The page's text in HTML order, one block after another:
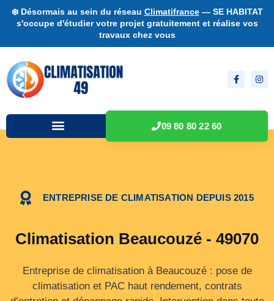
❄️ Désormais au sein du réseau Climatifrance— SE HABITAT
s'occupe d'étudier votre projet gratuitement et réalise vos
travaux chez vous
09 80 80 22 60
ENTREPRISE DE CLIMATISATION DEPUIS 2015
Climatisation Beaucouzé - 49070
Entreprise de climatisation à Beaucouzé : pose de
climatisation et PAC haut rendement, contrats